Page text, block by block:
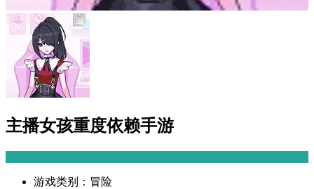
主播女孩重度依赖手游
游戏类别： 冒险